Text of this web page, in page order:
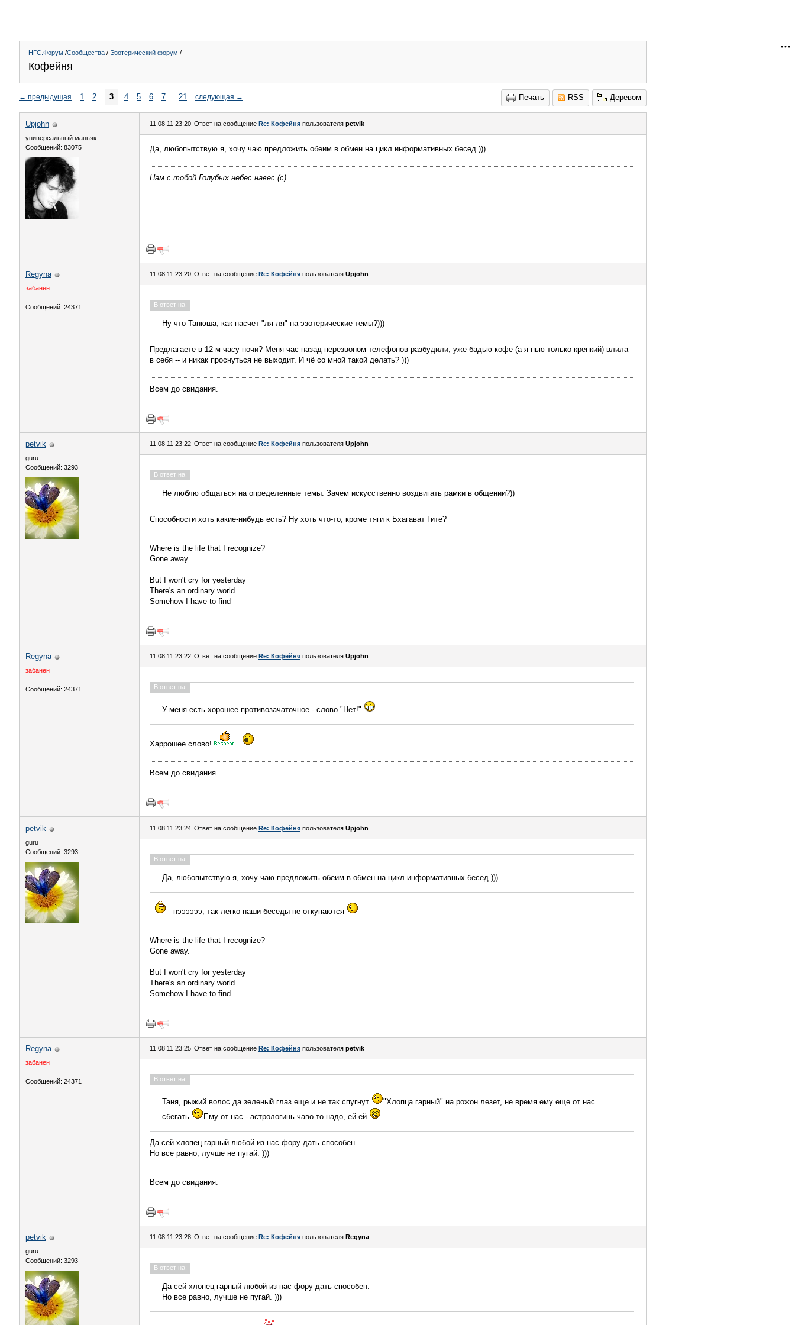
НГС.Форум /Сообщества / Эзотерический форум /
Кофейня
Печать RSS Деревом
← предыдущая 1 2 3 4 5 6 7 .. 21 следующая →
Upjohn
универсальный маньяк
Сообщений: 83075
11.08.11 23:20 Ответ на сообщение Re: Кофейня пользователя petvik
Да, любопытствую я, хочу чаю предложить обеим в обмен на цикл информативных бесед )))
Нам с тобой Голубых небес навес (с)
Regyna
забанен
-
Сообщений: 24371
11.08.11 23:20 Ответ на сообщение Re: Кофейня пользователя Upjohn
В ответ на:
Ну что Танюша, как насчет "ля-ля" на эзотерические темы?)))
Предлагаете в 12-м часу ночи? Меня час назад перезвоном телефонов разбудили, уже бадью кофе (а я пью только крепкий) влила
в себя -- и никак проснуться не выходит. И чё со мной такой делать? )))
Всем до свидания.
petvik
guru
Сообщений: 3293
11.08.11 23:22 Ответ на сообщение Re: Кофейня пользователя Upjohn
В ответ на:
Не люблю общаться на определенные темы. Зачем искусственно воздвигать рамки в общении?))
Способности хоть какие-нибудь есть? Ну хоть что-то, кроме тяги к Бхагават Гите?
Where is the life that I recognize?
Gone away.
But I won't cry for yesterday
There's an ordinary world
Somehow I have to find
Regyna
забанен
-
Сообщений: 24371
11.08.11 23:22 Ответ на сообщение Re: Кофейня пользователя Upjohn
В ответ на:
У меня есть хорошее противозачаточное - слово "Нет!"
Харрошее слово!
Всем до свидания.
petvik
guru
Сообщений: 3293
11.08.11 23:24 Ответ на сообщение Re: Кофейня пользователя Upjohn
В ответ на:
Да, любопытствую я, хочу чаю предложить обеим в обмен на цикл информативных бесед )))
нээээээ, так легко наши беседы не откупаются
Where is the life that I recognize?
Gone away.
But I won't cry for yesterday
There's an ordinary world
Somehow I have to find
Regyna
забанен
-
Сообщений: 24371
11.08.11 23:25 Ответ на сообщение Re: Кофейня пользователя petvik
В ответ на:
Таня, рыжий волос да зеленый глаз еще и не так спугнут
"Хлопца гарный" на рожон лезет, не время ему еще от нас
сбегать
Ему от нас - астрологинь чаво-то надо, ей-ей
Да сей хлопец гарный любой из нас фору дать способен.
Но все равно, лучше не пугай. )))
Всем до свидания.
petvik
guru
Сообщений: 3293
11.08.11 23:28 Ответ на сообщение Re: Кофейня пользователя Regyna
В ответ на:
Да сей хлопец гарный любой из нас фору дать способен.
Но все равно, лучше не пугай. )))